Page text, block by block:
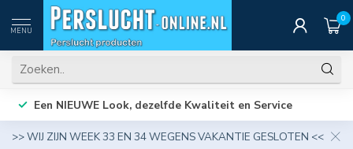
MENU
0
Een NIEUWE Look, dezelfde Kwaliteit en Service
>> WIJ ZIJN WEEK 33 EN 34 WEGENS VAKANTIE GESLOTEN <<